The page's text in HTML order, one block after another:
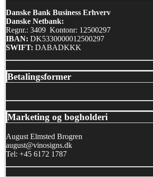
Danske Bank Business Erhverv
Danske Netbank:
Regnr.: 3409 Kontonr: 12500297
IBAN: DK5330000012500297
SWIFT: DABADKKK
Betalingsformer
Marketing og bogholderi
August Elmsted Brogren
august@vinosigns.dk
Tel: +45 6172 1787